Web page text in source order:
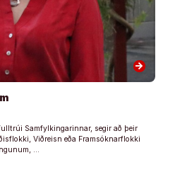
arrow_forward
Samfylkingarinnar, segir að þeir
Viðreisn eða Framsóknarflokki
…